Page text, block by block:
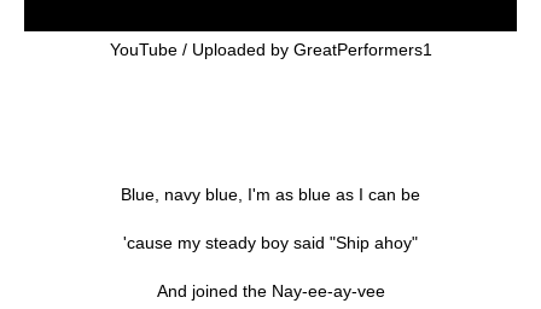
YouTube / Uploaded by GreatPerformers1
Blue, navy blue, I'm as blue as I can be
'cause my steady boy said "Ship ahoy"
And joined the Nay-ee-ay-vee